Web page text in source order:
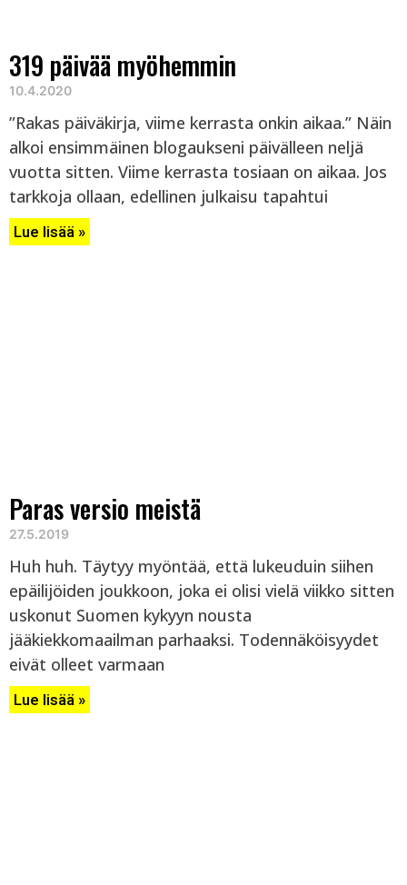
319 päivää myöhemmin
10.4.2020
”Rakas päiväkirja, viime kerrasta onkin aikaa.” Näin
alkoi ensimmäinen blogaukseni päivälleen neljä
vuotta sitten. Viime kerrasta tosiaan on aikaa. Jos
tarkkoja ollaan, edellinen julkaisu tapahtui
Lue lisää »
Paras versio meistä
27.5.2019
Huh huh. Täytyy myöntää, että lukeuduin siihen
epäilijöiden joukkoon, joka ei olisi vielä viikko sitten
uskonut Suomen kykyyn nousta
jääkiekkomaailman parhaaksi. Todennäköisyydet
eivät olleet varmaan
Lue lisää »